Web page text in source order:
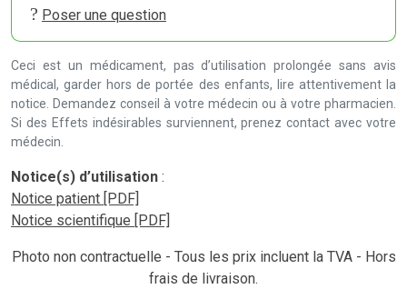
Poser une question
Ceci est un médicament, pas d’utilisation prolongée sans avis
médical, garder hors de portée des enfants, lire attentivement la
notice. Demandez conseil à votre médecin ou à votre pharmacien.
Si des Effets indésirables surviennent, prenez contact avec votre
médecin.
Notice(s) d’utilisation :
Notice patient [PDF]
Notice scientifique [PDF]
Photo non contractuelle - Tous les prix incluent la TVA - Hors
frais de livraison.